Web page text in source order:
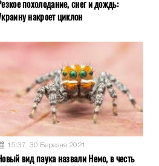
похолодание, снег и дождь:
накроет циклон
15:37, 30 Березня 2021
вид паука назвали Немо, в честь